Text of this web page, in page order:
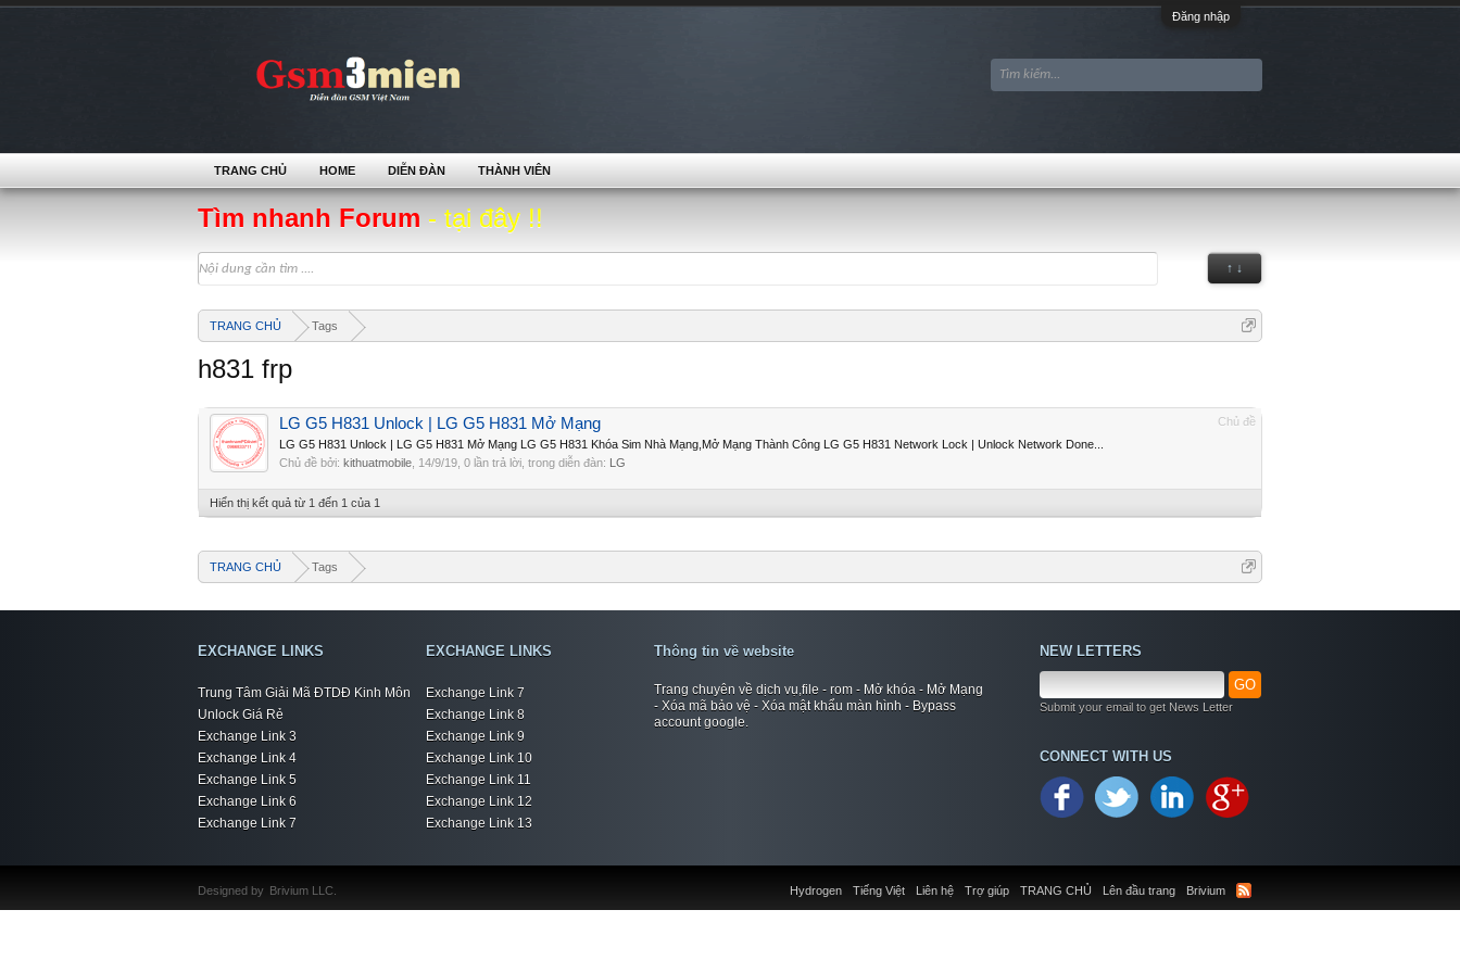
Đăng nhập
Tìm nhanh Forum - tại đây !!
↑ ↓
TRANG CHỦ Tags
h831 frp
Chủ đề
LG G5 H831 Unlock | LG G5 H831 Mở Mạng
LG G5 H831 Unlock | LG G5 H831 Mở Mạng LG G5 H831 Khóa Sim Nhà Mạng,Mở Mạng Thành Công LG G5 H831 Network Lock | Unlock Network Done...
Chủ đề bởi: kithuatmobile 14/9/19 , 0 lần trả lời, trong diễn đàn: LG
Hiển thị kết quả từ 1 đến 1 của 1
TRANG CHỦ Tags
TRANG CHỦ HOME DIỄN ĐÀN THÀNH VIÊN
EXCHANGE LINKS
Trung Tâm Giải Mã ĐTDĐ Kinh Môn
Unlock Giá Rẻ
Exchange Link 3
Exchange Link 4
Exchange Link 5
Exchange Link 6
Exchange Link 7
EXCHANGE LINKS
Exchange Link 7
Exchange Link 8
Exchange Link 9
Exchange Link 10
Exchange Link 11
Exchange Link 12
Exchange Link 13
Thông tin về website
Trang chuyên về dịch vụ,file - rom - Mở khóa - Mở Mạng
- Xóa mã bảo vệ - Xóa mật khẩu màn hình - Bypass
account google.
NEW LETTERS
GO
Submit your email to get News Letter
CONNECT WITH US
Liên hệ Trợ giúp TRANG CHỦ Lên đầu trang Brivium
Hydrogen Tiếng Việt
Designed by Brivium LLC.